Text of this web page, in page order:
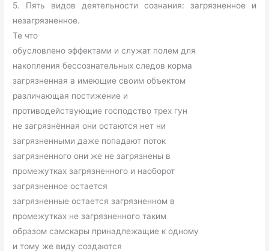
5. Пять видов деятельности сознания: загрязненное и
незагрязненное.
Те что
обусловлено эффектами и служат полем для
накопления бессознательных следов корма
загрязненная а имеющие своим объектом
различающая постижение и
противодействующие господство трех гун
не загрязнённая они остаются нет ни
загрязненными даже попадают поток
загрязненного они же не загрязнены в
промежутках загрязненного и наоборот
загрязненное остается
загрязненные остается загрязненном в
промежутках не загрязненного таким
образом самскары принадлежащие к одному
и тому же виду создаются